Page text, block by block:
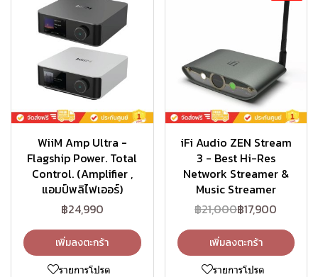
WiiM Amp Ultra -
Flagship Power. Total
Control. (Amplifier ,
แอมป์พลิไฟเออร์)
฿24,990
เพิ่มลงตะกร้า
รายการโปรด
iFi Audio ZEN Stream
3 - Best Hi-Res
Network Streamer &
Music Streamer
฿21,000฿17,900
เพิ่มลงตะกร้า
รายการโปรด